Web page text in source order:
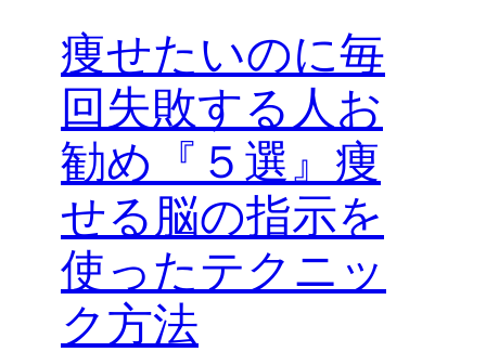
痩せたいのに毎
回失敗する人お
勧め『５選』痩
せる脳の指示を
使ったテクニッ
ク方法